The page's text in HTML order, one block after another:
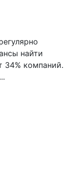
найти
34% компаний.